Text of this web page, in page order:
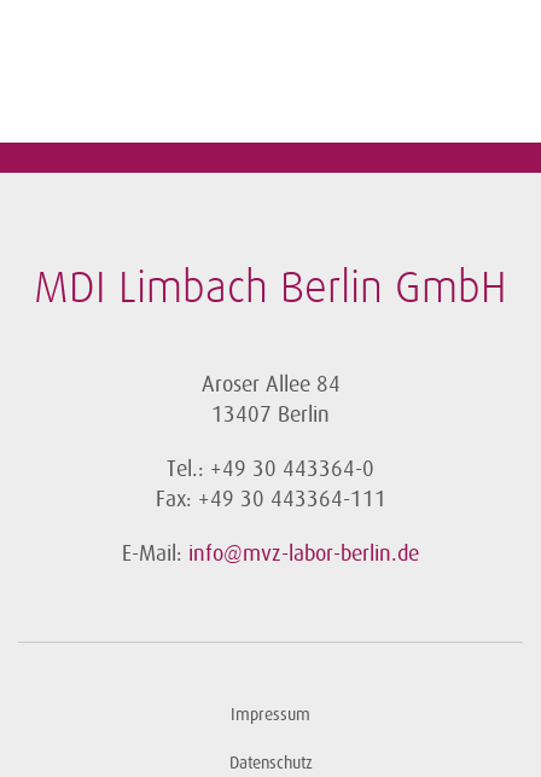
MDI Limbach Berlin GmbH
Aroser Allee 84
13407 Berlin
Tel.: +49 30 443364-0
Fax: +49 30 443364-111
E-Mail: info@mvz-labor-berlin.de
Impressum
Datenschutz